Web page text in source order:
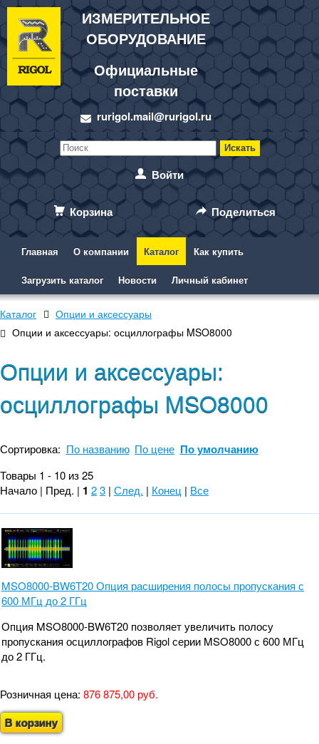
ИЗМЕРИТЕЛЬНОЕ
ОБОРУДОВАНИЕ
Официальные
поставки
rurigol.mail@rurigol.ru
Войти
Корзина Поделиться
Главная О компании Каталог Как купить
Загрузить каталог Новости Личный кабинет
Каталог
Опции и аксессуары
Опции и аксессуары: осциллографы MSO8000
Опции и аксессуары:
осциллографы MSO8000
Сортировка: По названию По цене По умолчанию
Товары 1 - 10 из 25
Начало | Пред. | 1 23 | След. | Конец | Все
MSO8000-BW6T20 Опция расширения полосы пропускания с
600 МГц до 2 ГГц
Опция MSO8000-BW6T20 позволяет увеличить полосу
пропускания осциллографов Rigol серии MSO8000 с 600 МГц
до 2 ГГц.
Розничная цена: 876 875,00 руб.
В корзину